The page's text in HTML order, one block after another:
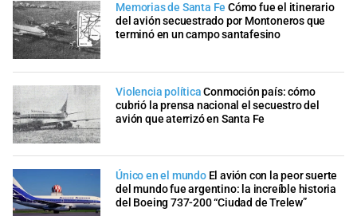
Memorias de Santa Fe Cómo fue el itinerario
del avión secuestrado por Montoneros que
terminó en un campo santafesino
Violencia política Conmoción país: cómo
cubrió la prensa nacional el secuestro del
avión que aterrizó en Santa Fe
Único en el mundo El avión con la peor suerte
del mundo fue argentino: la increíble historia
del Boeing 737-200 “Ciudad de Trelew”